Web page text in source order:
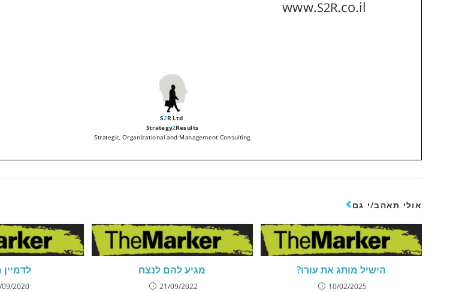
אולי תאהב/י גם
2020
מגיע להם לנצח
21/09/2022
הישיל מותג את עורו?
10/02/2025